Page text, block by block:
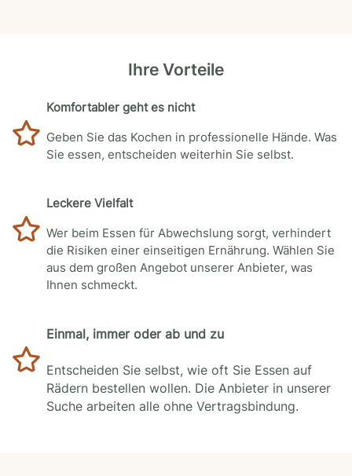
Ihre Vorteile
Komfortabler geht es nicht
Geben Sie das Kochen in professionelle Hände. Was
Sie essen, entscheiden weiterhin Sie selbst.
Leckere Vielfalt
Wer beim Essen für Abwechslung sorgt, verhindert
die Risiken einer einseitigen Ernährung. Wählen Sie
aus dem großen Angebot unserer Anbieter, was
Ihnen schmeckt.
Einmal, immer oder ab und zu
Entscheiden Sie selbst, wie oft Sie Essen auf
Rädern bestellen wollen. Die Anbieter in unserer
Suche arbeiten alle ohne Vertragsbindung.